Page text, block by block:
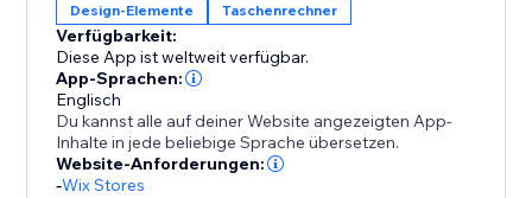
Design-Elemente Taschenrechner
Verfügbarkeit:
Diese App ist weltweit verfügbar.
App-Sprachen:
Englisch
Du kannst alle auf deiner Website angezeigten App-
Inhalte in jede beliebige Sprache übersetzen.
Website-Anforderungen:
-Wix Stores